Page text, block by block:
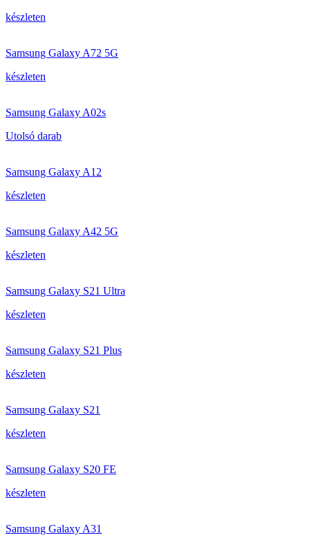
készleten
Samsung Galaxy A72 5G
készleten
Samsung Galaxy A02s
Utolsó darab
Samsung Galaxy A12
készleten
Samsung Galaxy A42 5G
készleten
Samsung Galaxy S21 Ultra
készleten
Samsung Galaxy S21 Plus
készleten
Samsung Galaxy S21
készleten
Samsung Galaxy S20 FE
készleten
Samsung Galaxy A31